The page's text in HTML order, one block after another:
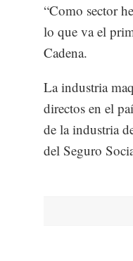
“Como sector
lo que va el
Cadena.
La industria
directos en el
de la industria
del Seguro